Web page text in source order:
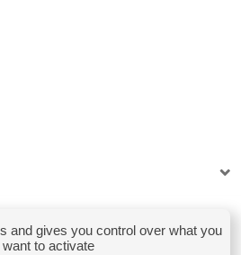
and gives you control over what you
want to activate